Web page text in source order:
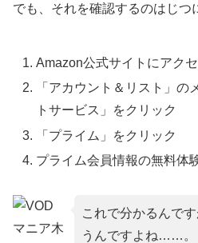
でも、それを確認するのはじつ
Amazon公式サイトにアク
「アカウント＆リスト」の
トサービス」をクリック
「プライム」をクリック
プライム会員情報の無料体
これで分かるんで
うんですよね……。